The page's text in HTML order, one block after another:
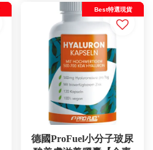
Best特選現貨
德國ProFuel小分子玻尿